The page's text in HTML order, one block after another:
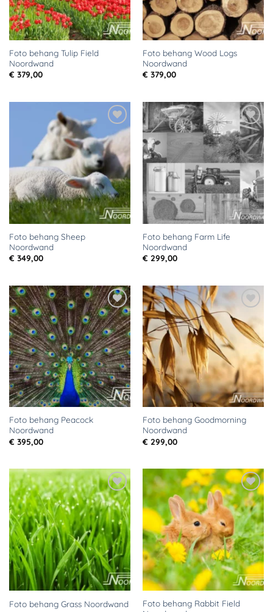
Foto behang Tulip Field
Noordwand
€ 379,00
Foto behang Wood Logs
Noordwand
€ 379,00
Toevoegen
aan
verlanglijst
Foto behang Sheep
Noordwand
€ 349,00
Toevoegen
aan
verlanglijst
Foto behang Farm Life
Noordwand
€ 299,00
Toevoegen
aan
verlanglijst
Foto behang Peacock
Noordwand
€ 395,00
Toevoegen
aan
verlanglijst
Foto behang Goodmorning
Noordwand
€ 299,00
Toevoegen
aan
verlanglijst
Foto behang Grass Noordwand
Toevoegen
aan
verlanglijst
Foto behang Rabbit Field